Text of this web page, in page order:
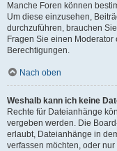
Manche Foren können
Um diese einzusehen,
durchzuführen, brauchen
Fragen Sie einen
Berechtigungen.
Nach oben
Weshalb kann ich keine
Rechte für Dateianhänge
vergeben werden. Die
erlaubt, Dateianhänge in
verfassen möchten, oder